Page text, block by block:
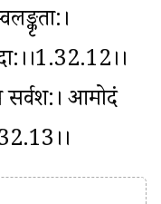
सर्वश:। आमोदं